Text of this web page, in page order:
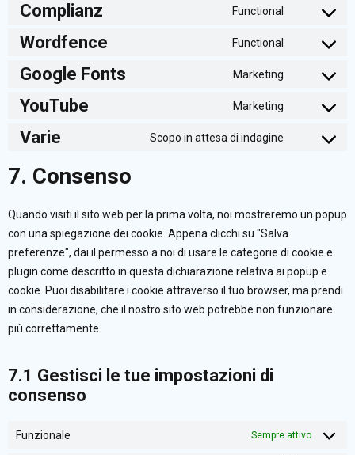
service
Complianz Functional
Consent
service
Wordfence Functional
Consent
service
Google Fonts Marketing
Consent
service
YouTube Marketing
Consent
Varie Scopo in attesa di indagine
Consent
varie
7. Consenso
Quando visiti il sito web per la prima volta, noi mostreremo un popup
con una spiegazione dei cookie. Appena clicchi su "Salva
preferenze", dai il permesso a noi di usare le categorie di cookie e
plugin come descritto in questa dichiarazione relativa ai popup e
cookie. Puoi disabilitare i cookie attraverso il tuo browser, ma prendi
in considerazione, che il nostro sito web potrebbe non funzionare
più correttamente.
7.1 Gestisci le tue impostazioni di
consenso
Funzionale Sempre attivo